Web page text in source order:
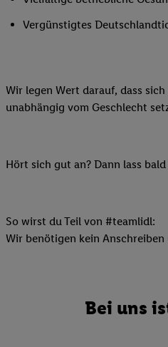
Vergünstigtes
Wir legen Wert darauf, dass
unabhängig vom Geschlecht
Hört sich gut an? Dann lass
So wirst du Teil von #teamlidl:
Wir benötigen kein
Bei uns